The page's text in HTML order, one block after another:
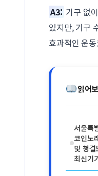
A3: 기구 없
있지만, 기구
효과적인 운
읽어
서울특
코인노
및 청
최신기